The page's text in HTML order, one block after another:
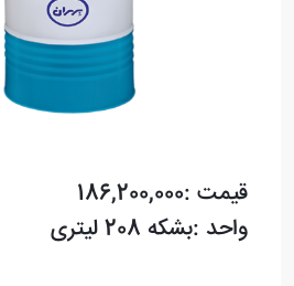
قیمت :186,200,000
واحد :بشکه 208 لیتری